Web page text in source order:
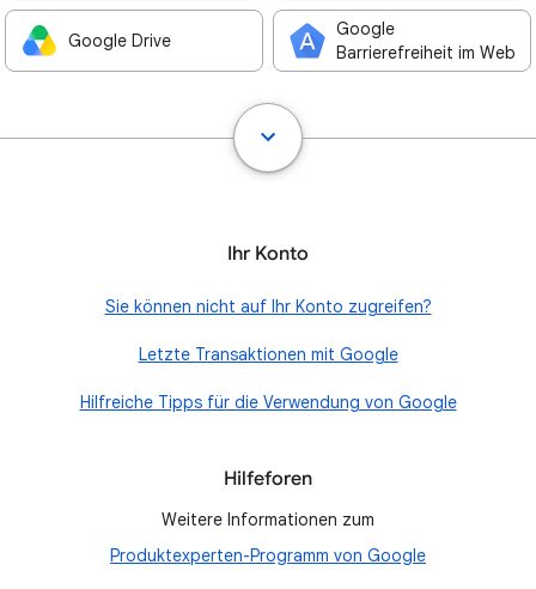
Google Drive
Google
Barrierefreiheit im Web
Ihr Konto
Sie können nicht auf Ihr Konto zugreifen?
Letzte Transaktionen mit Google
Hilfreiche Tipps für die Verwendung von Google
Hilfeforen
Weitere Informationen zum
Produktexperten-Programm von Google